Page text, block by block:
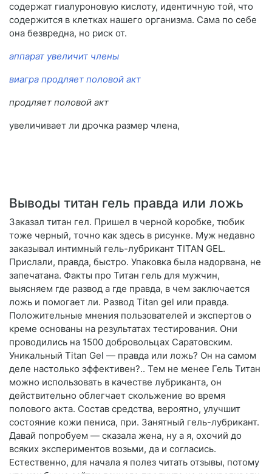
содержат гиалуроновую кислоту, идентичную той, что
содержится в клетках нашего организма. Сама по себе
она безвредна, но риск от.
аппарат увеличит члены
виагра продляет половой акт
продляет половой акт
увеличивает ли дрочка размер члена,
Выводы титан гель правда или ложь
Заказал титан гел. Пришел в черной коробке, тюбик
тоже черный, точно как здесь в рисунке. Муж недавно
заказывал интимный гель-лубрикант TITAN GEL.
Прислали, правда, быстро. Упаковка была надорвана, не
запечатана. Факты про Титан гель для мужчин,
выясняем где развод а где правда, в чем заключается
ложь и помогает ли. Развод Titan gel или правда.
Положительные мнения пользователей и экспертов о
креме основаны на результатах тестирования. Они
проводились на 1500 добровольцах Саратовским.
Уникальный Titan Gel — правда или ложь? Он на самом
деле настолько эффективен?.. Тем не менее Гель Титан
можно использовать в качестве лубриканта, он
действительно облегчает скольжение во время
полового акта. Состав средства, вероятно, улучшит
состояние кожи пениса, при. Занятный гель-лубрикант.
Давай попробуем — сказала жена, ну а я, охочий до
всяких экспериментов возьми, да и согласись.
Естественно, для начала я полез читать отзывы, потому